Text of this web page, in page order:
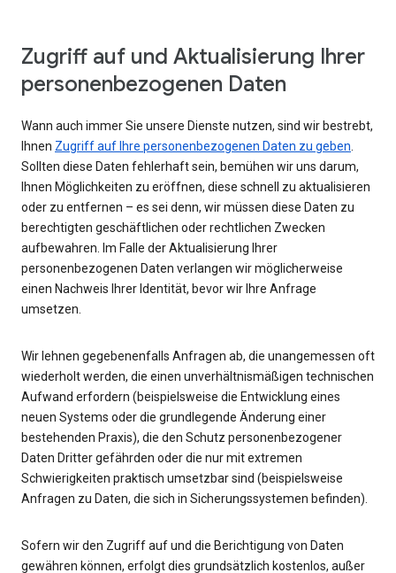
Zugriff auf und Aktualisierung Ihrer
personenbezogenen Daten
Wann auch immer Sie unsere Dienste nutzen, sind wir bestrebt,
Ihnen Zugriff auf Ihre personenbezogenen Daten zu geben.
Sollten diese Daten fehlerhaft sein, bemühen wir uns darum,
Ihnen Möglichkeiten zu eröffnen, diese schnell zu aktualisieren
oder zu entfernen – es sei denn, wir müssen diese Daten zu
berechtigten geschäftlichen oder rechtlichen Zwecken
aufbewahren. Im Falle der Aktualisierung Ihrer
personenbezogenen Daten verlangen wir möglicherweise
einen Nachweis Ihrer Identität, bevor wir Ihre Anfrage
umsetzen.
Wir lehnen gegebenenfalls Anfragen ab, die unangemessen oft
wiederholt werden, die einen unverhältnismäßigen technischen
Aufwand erfordern (beispielsweise die Entwicklung eines
neuen Systems oder die grundlegende Änderung einer
bestehenden Praxis), die den Schutz personenbezogener
Daten Dritter gefährden oder die nur mit extremen
Schwierigkeiten praktisch umsetzbar sind (beispielsweise
Anfragen zu Daten, die sich in Sicherungssystemen befinden).
Sofern wir den Zugriff auf und die Berichtigung von Daten
gewähren können, erfolgt dies grundsätzlich kostenlos, außer